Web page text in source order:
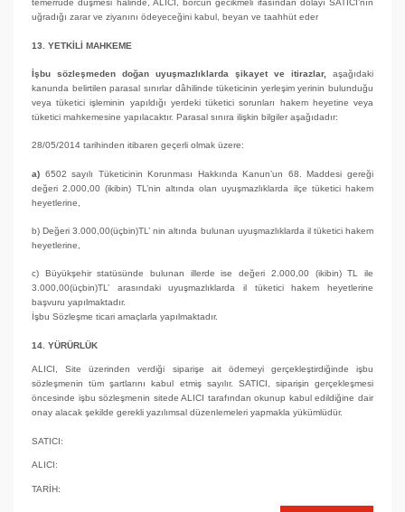
temerrüde düşmesi halinde, ALICI, borcun gecikmeli ifasından dolayı SATICI’nın
uğradığı zarar ve ziyanını ödeyeceğini kabul, beyan ve taahhüt eder
13. YETKİLİ MAHKEME
İşbu sözleşmeden doğan uyuşmazlıklarda şikayet ve itirazlar,
aşağıdaki
kanunda belirtilen parasal sınırlar dâhilinde tüketicinin yerleşim yerinin bulunduğu
veya tüketici işleminin yapıldığı yerdeki tüketici sorunları hakem heyetine veya
tüketici mahkemesine yapılacaktır. Parasal sınıra ilişkin bilgiler aşağıdadır:
28/05/2014 tarihinden itibaren geçerli olmak üzere:
a) 6502 sayılı Tüketicinin Korunması Hakkında Kanun’un 68. Maddesi gereği
değeri 2.000,00 (ikibin) TL’nin altında olan uyuşmazlıklarda ilçe tüketici hakem
heyetlerine,
b) Değeri 3.000,00(üçbin)TL’ nin altında bulunan uyuşmazlıklarda il tüketici hakem
heyetlerine,
c) Büyükşehir statüsünde bulunan illerde ise değeri 2.000,00 (ikibin) TL ile
3.000,00(üçbin)TL’ arasındaki uyuşmazlıklarda il tüketici hakem heyetlerine
başvuru yapılmaktadır.
İşbu Sözleşme ticari amaçlarla yapılmaktadır.
14. YÜRÜRLÜK
ALICI, Site üzerinden verdiği siparişe ait ödemeyi gerçekleştirdiğinde işbu
sözleşmenin tüm şartlarını kabul etmiş sayılır. SATICI, siparişin gerçekleşmesi
öncesinde işbu sözleşmenin sitede ALICI tarafından okunup kabul edildiğine dair
onay alacak şekilde gerekli yazılımsal düzenlemeleri yapmakla yükümlüdür.
SATICI:
ALICI:
TARİH: